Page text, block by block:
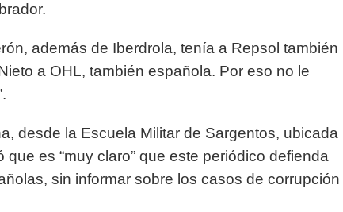
además de Iberdrola, tenía a Repsol también
a OHL, también española. Por eso no le
desde la Escuela Militar de Sargentos, ubicada
es “muy claro” que este periódico defienda
sin informar sobre los casos de corrupción